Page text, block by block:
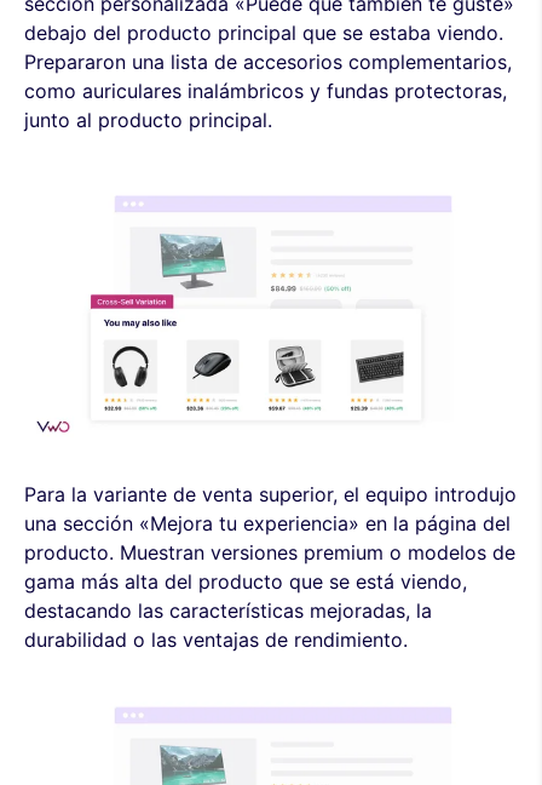
debajo del producto principal que se estaba viendo.
Prepararon una lista de accesorios complementarios,
como auriculares inalámbricos y fundas protectoras,
junto al producto principal.
Para la variante de venta superior, el equipo introdujo
una sección «Mejora tu experiencia» en la página del
producto. Muestran versiones premium o modelos de
gama más alta del producto que se está viendo,
destacando las características mejoradas, la
durabilidad o las ventajas de rendimiento.